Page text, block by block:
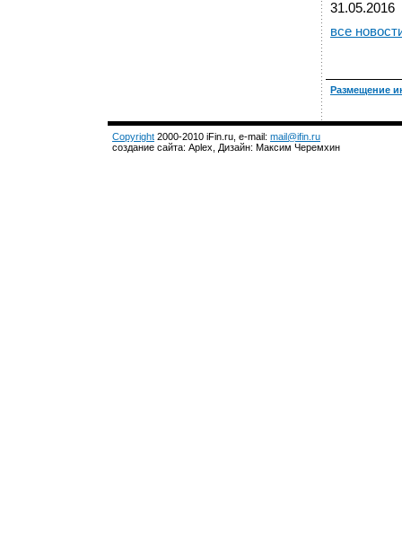
31.05.2016
все
Размещение
Copyright 2000-2010 iFin.ru, e-mail: mail@ifin.ru
создание сайта: Aplex, Дизайн: Максим Черемхин